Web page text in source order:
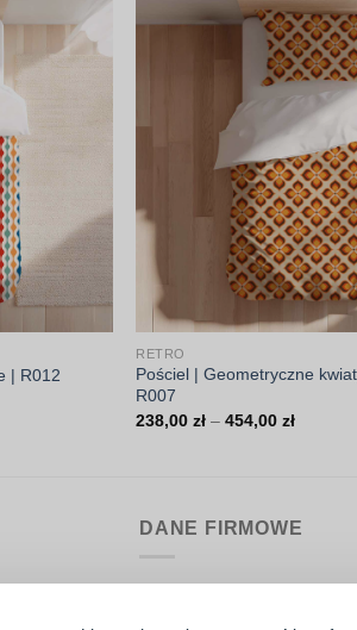
| R012
RETRO
Pościel | Geometryczne
R007
238,00zł – 454,00złZakres
DANE FIRMOWE